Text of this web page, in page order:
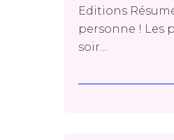
Editions
personne ! Les
soir....